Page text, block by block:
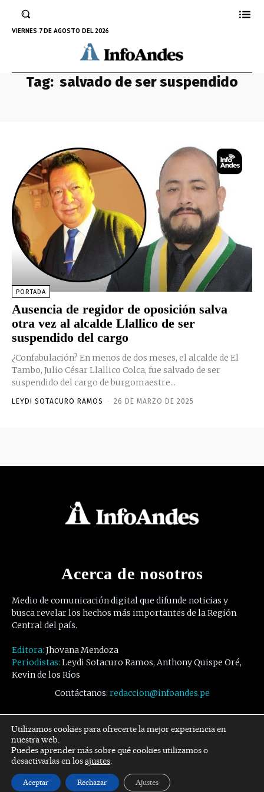
VIERNES 7 DE AGOSTO DEL 2026
Tag: salvado de ser suspendido
PORTADA
Ausencia de regidor de oposición salva
otra vez al alcalde Llallico de ser
suspendido del cargo
¿Confabulación? En menos de dos meses, el alcalde de El
Tambo, Julio César Llallico Colca, fue salvado de ser
suspendido del cargo de burgomaestre...
LEYDI SOTACURO RAMOS - 26 DE MARZO DE 2025
Acerca de nosotros
Medio de comunicación digital que difunde noticias y
busca revelar los hechos más importantes de la Región
Central del país.
Editora: Jhovana Mendoza
Periodistas: Leydi Sotacuro Ramos, Anthony Quispe Oré,
Kevin de los Ríos
Contáctanos: redaccion@infoandes.pe
Síguenos
Facebook Twitter Youtube
Utilizamos cookies para ofrecerte la mejor experiencia en
nuestra web.
Puedes aprender más sobre qué cookies utilizamos o
desactivarlas en losajustes.
Aceptar Rechazar Ajustes